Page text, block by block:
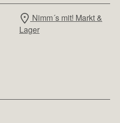
Nimm´s mit! Markt &
Lager